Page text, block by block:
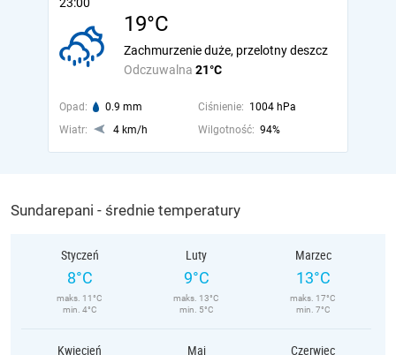
19°C
Odczuwalna 21°C
Zachmurzenie duże, przelotny deszcz
Opad: 0.9 mm Ciśnienie: 1004 hPa
Wiatr:
4 km/h Wilgotność: 94%
Sundarepani - średnie temperatury
Styczeń
8°C
maks. 11°C
min. 4°C
Luty
9°C
maks. 13°C
min. 5°C
Marzec
13°C
maks. 17°C
min. 7°C
Kwiecień Maj Czerwiec